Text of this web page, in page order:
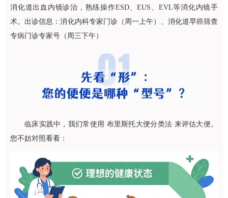
消化道出血内镜诊治，熟练操作ESD、EUS、EVL等消化内镜手
术。出诊信息：消化内科专家门诊（周一上午）、消化道早癌筛查
专病门诊专家号（周三下午）
临床实践中，我们常使用 布里斯托大便分类法 来评估大便。
您不妨对照看看：